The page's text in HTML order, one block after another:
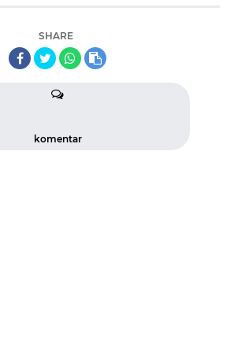
SHARE
komentar